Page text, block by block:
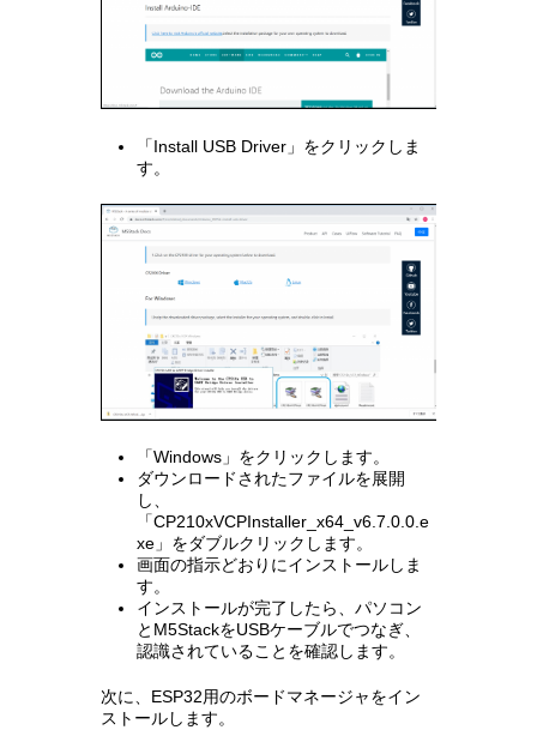
「Install USB Driver」をクリックしま
す。
「Windows」をクリックします。
ダウンロードされたファイルを展開
し、
「CP210xVCPInstaller_x64_v6.7.0.0.e
xe」をダブルクリックします。
画面の指示どおりにインストールしま
す。
インストールが完了したら、パソコン
とM5StackをUSBケーブルでつなぎ、
認識されていることを確認します。
次に、ESP32用のボードマネージャをイン
ストールします。